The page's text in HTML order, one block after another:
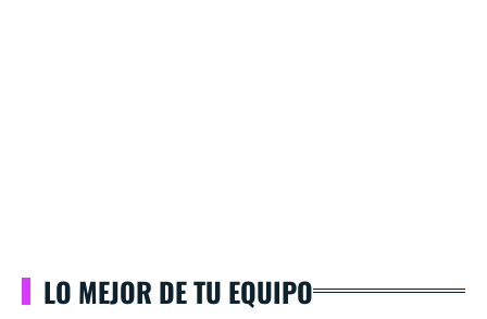
LO MEJOR DE TU EQUIPO